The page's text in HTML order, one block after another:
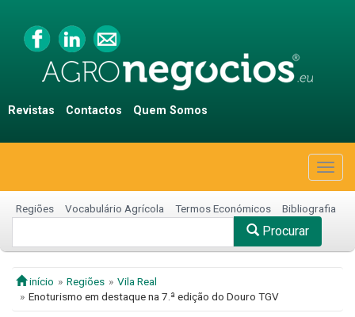
Revistas Contactos Quem Somos
Regiões Vocabulário Agrícola Termos Económicos Bibliografia
Procurar
início Regiões
Vila Real
Enoturismo em destaque na 7.ª edição do Douro TGV